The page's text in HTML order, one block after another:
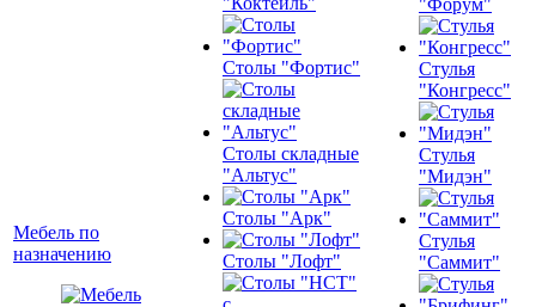
Мебель по
назначению
Столы "Фортис"
Столы складные
"Альтус"
Столы "Арк"
Столы "Лофт"
"Форум"
Стулья
"Конгресс"
Стулья
"Мидэн"
Стулья
"Саммит"